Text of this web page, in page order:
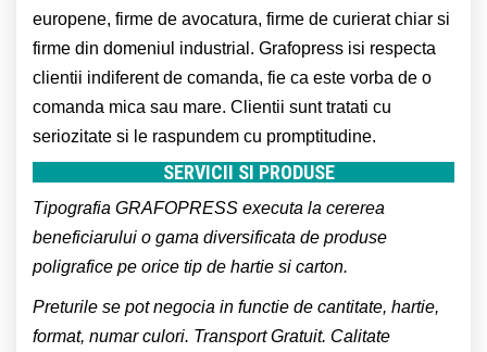
europene, firme de avocatura, firme de curierat chiar si
firme din domeniul industrial. Grafopress isi respecta
clientii indiferent de comanda, fie ca este vorba de o
comanda mica sau mare. Clientii sunt tratati cu
seriozitate si le raspundem cu promptitudine.
SERVICII SI PRODUSE
Tipografia GRAFOPRESS executa la cererea
beneficiarului o gama diversificata de produse
poligrafice pe orice tip de hartie si carton.
Preturile se pot negocia in functie de cantitate, hartie,
format, numar culori. Transport Gratuit. Calitate